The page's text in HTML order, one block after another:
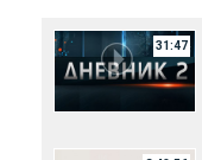
31:47